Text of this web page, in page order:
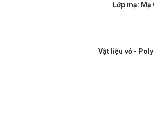
Lớp mạ:
Vật liệu vỏ -